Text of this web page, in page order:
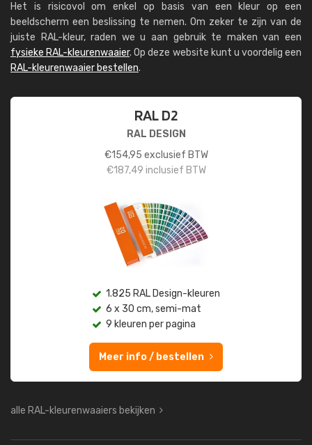
Het is risicovol om enkel op basis van een kleur op een
beeldscherm een beslissing te nemen. Om zeker te zijn van de
juiste RAL-kleur, raden we u aan gebruik te maken van een
fysieke RAL-kleurenwaaier. Op deze website kunt u voordelig een
RAL-kleurenwaaier bestellen.
RAL D2
RAL DESIGN
€154,95 exclusief BTW
€187,49 inclusief BTW
1.825 RAL Design-kleuren
6 x 30 cm, semi-mat
9 kleuren per pagina
Meer info / bestellen
alle RAL-kleurenwaaiers bekijken